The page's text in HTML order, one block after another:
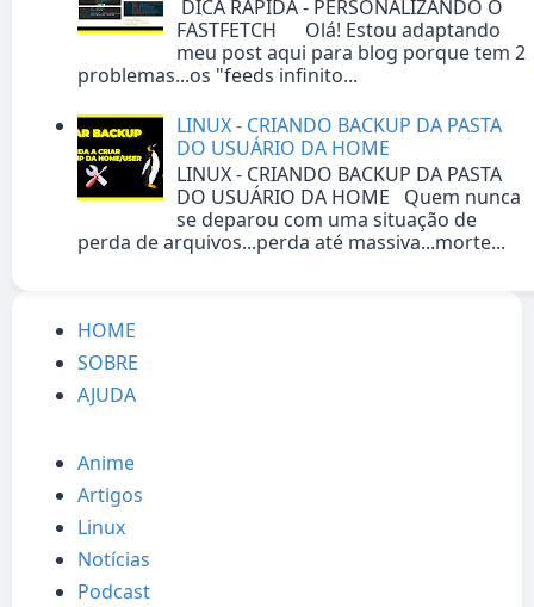
DICA RÁPIDA - PERSONALIZANDO O
FASTFETCH Olá! Estou adaptando
meu post aqui para blog porque tem 2
problemas...os "feeds infinito...
LINUX - CRIANDO BACKUP DA PASTA
DO USUÁRIO DA HOME
LINUX - CRIANDO BACKUP DA PASTA
DO USUÁRIO DA HOME Quem nunca
se deparou com uma situação de
perda de arquivos...perda até massiva...morte...
HOME
SOBRE
AJUDA
Anime
Artigos
Linux
Notícias
Podcast